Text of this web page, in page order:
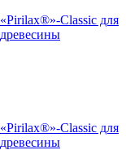
«Pirilax®»-Classic для
древесины
«Pirilax®»-Classic для
древесины